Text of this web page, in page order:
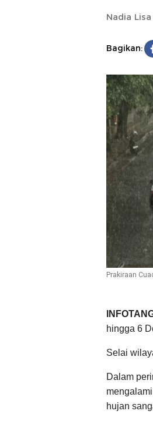
Nadia
Bagikan:
Prakiraan
hingga 6
Selai
Dalam
hujan